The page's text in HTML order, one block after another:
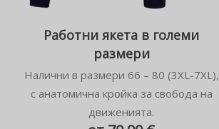
Работни якета в големи
размери
Налични в размери 66 – 80 (3XL-7XL),
с анатомична кройка за свобода на
движенията.